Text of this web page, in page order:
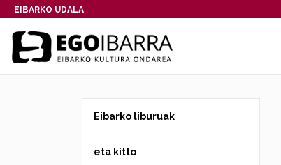
EIBARKO UDALA
Eibarko liburuak
eta kitto